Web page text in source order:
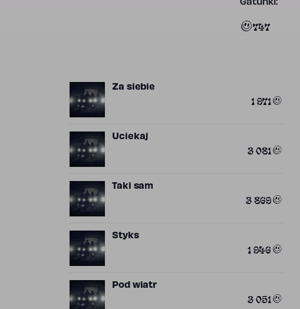
Gatunki:
747
Za siebie
1 971
Uciekaj
3 081
Taki sam
3 869
Styks
1 946
Pod wiatr
3 051